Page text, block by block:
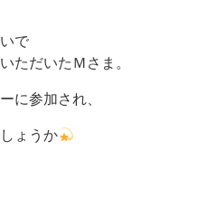
で
ただいたＭさま。
に参加され、
ょうか